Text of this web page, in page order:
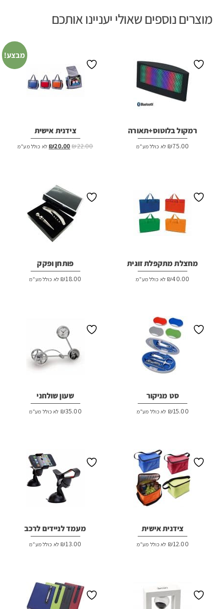
מוצרים נוספים שאולי יעניינו אותכם
רמקול בלוטוס+תאורה
₪75.00 לא כולל מע"מ
מבצע!
צידנית אישית
₪22.00
המחיר₪20.00 המחיר
לא כולל מע"מ
מחצלת מתקפלת זוגית
₪40.00 לא כולל מע"מ
פותחן ופקק
₪18.00 לא כולל מע"מ
סט מניקור
₪15.00 לא כולל מע"מ
שעון שולחני
₪35.00 לא כולל מע"מ
צידנית אישית
₪12.00 לא כולל מע"מ
מעמד לניידים לרכב
₪13.00 לא כולל מע"מ